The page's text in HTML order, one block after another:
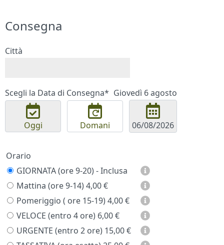
Consegna
Città
Scegli la Data di Consegna* Giovedì 6 agosto
Oggi Domani
Orario
GIORNATA (ore 9-20) - Inclusa
Mattina (ore 9-14) 4,00 €
Pomeriggio ( ore 15-19) 4,00 €
VELOCE (entro 4 ore) 6,00 €
URGENTE (entro 2 ore) 15,00 €